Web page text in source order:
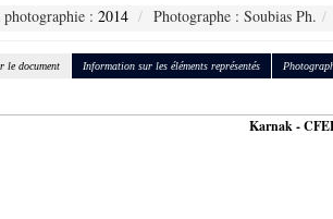
: 2014 Photographe : Soubias Ph.
le document Information sur les éléments représentés